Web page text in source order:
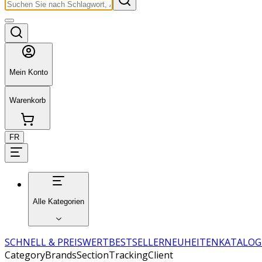
Mein Konto
Warenkorb
FR
Alle Kategorien
SCHNELL & PREISWERTBESTSELLERNEUHEITENKATALOG
CategoryBrandsSectionTrackingClient